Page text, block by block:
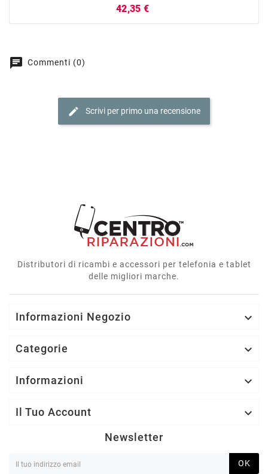
42,35 €
chat Commenti (0)
edit Scrivi per primo una recensione
Distributori di ricambi e accessori per telefonia e tablet
delle migliori marche.
Informazioni Negozio 
Categorie 
Informazioni 
Il Tuo Account 
Newsletter
OK